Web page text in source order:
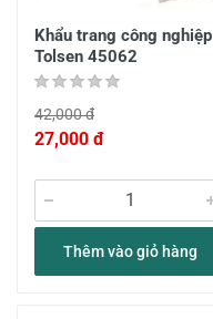
Khẩu trang công nghiệp
Tolsen 45062
42,000 đ
27,000 đ
Thêm vào giỏ hàng